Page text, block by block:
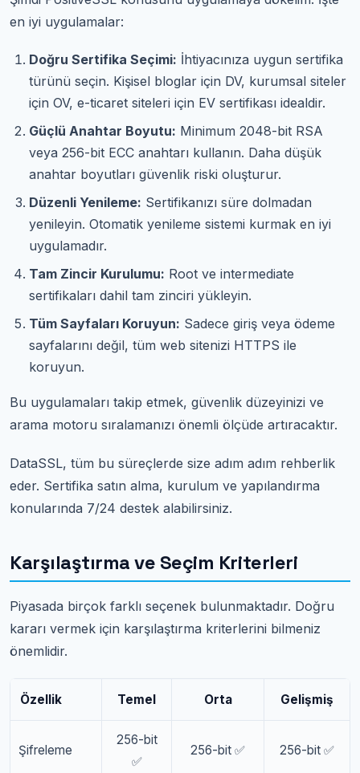
en iyi uygulamalar:
Doğru Sertifika Seçimi: İhtiyacınıza uygun sertifika
türünü seçin. Kişisel bloglar için DV, kurumsal siteler
için OV, e-ticaret siteleri için EV sertifikası idealdir.
Güçlü Anahtar Boyutu: Minimum 2048-bit RSA
veya 256-bit ECC anahtarı kullanın. Daha düşük
anahtar boyutları güvenlik riski oluşturur.
Düzenli Yenileme: Sertifikanızı süre dolmadan
yenileyin. Otomatik yenileme sistemi kurmak en iyi
uygulamadır.
Tam Zincir Kurulumu: Root ve intermediate
sertifikaları dahil tam zinciri yükleyin.
Tüm Sayfaları Koruyun: Sadece giriş veya ödeme
sayfalarını değil, tüm web sitenizi HTTPS ile
koruyun.
Bu uygulamaları takip etmek, güvenlik düzeyinizi ve
arama motoru sıralamanızı önemli ölçüde artıracaktır.
DataSSL, tüm bu süreçlerde size adım adım rehberlik
eder. Sertifika satın alma, kurulum ve yapılandırma
konularında 7/24 destek alabilirsiniz.
Karşılaştırma ve Seçim Kriterleri
Piyasada birçok farklı seçenek bulunmaktadır. Doğru
kararı vermek için karşılaştırma kriterlerini bilmeniz
önemlidir.
Özellik Temel Orta Gelişmiş
Şifreleme
256-bit
✅
256-bit ✅ 256-bit ✅